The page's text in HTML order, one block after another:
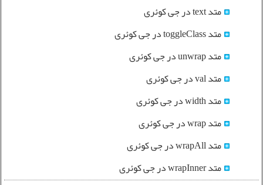
متد text در جی کوئری
متد toggleClass در جی کوئری
متد unwrap در جی کوئری
متد val در جی کوئری
متد width در جی کوئری
متد wrap در جی کوئری
متد wrapAll در جی کوئری
متد wrapInner در جی کوئری